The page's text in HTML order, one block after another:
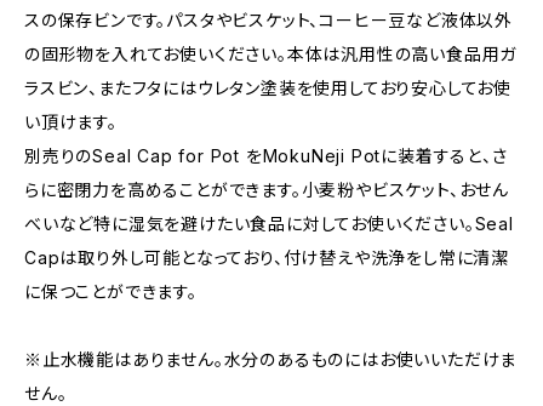
スの保存ビンです。パスタやビスケット、コーヒー豆など液体以外
の固形物を入れてお使いください。本体は汎用性の高い食品用ガ
ラスビン、またフタにはウレタン塗装を使用しており安心してお使
い頂けます。
別売りのSeal Cap for Pot をMokuNeji Potに装着すると、さ
らに密閉力を高めることができます。小麦粉やビスケット、おせん
べいなど特に湿気を避けたい食品に対してお使いください。Seal
Capは取り外し可能となっており、付け替えや洗浄をし常に清潔
に保つことができます。
※止水機能はありません。水分のあるものにはお使いいただけま
せん。